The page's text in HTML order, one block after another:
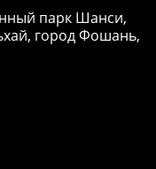
парк Шанси,
город Фошань,